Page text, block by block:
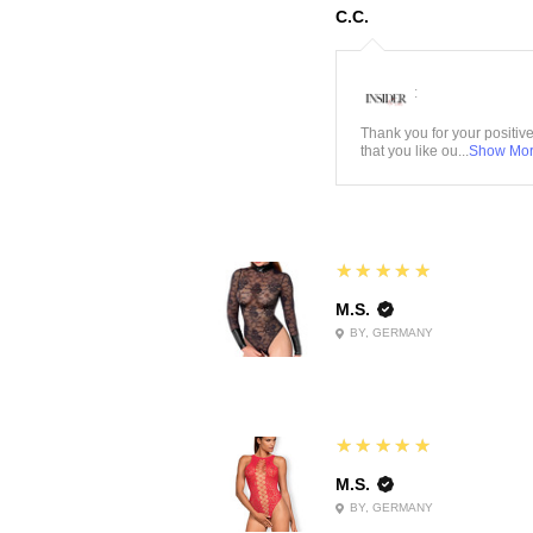
C.C.
:
Thank you for your
that you like ou...Show
5
★★★★★
M.S.
BY, GERMANY
5
★★★★★
M.S.
BY, GERMANY